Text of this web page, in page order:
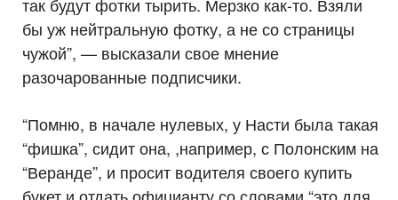
так будут фотки тырить. Мерзко как-то. Взяли
бы уж нейтральную фотку, а не со страницы
чужой”, — высказали свое мнение
разочарованные подписчики.
“Помню, в начале нулевых, у Насти была такая
“фишка”, сидит она, ,например, с Полонским на
“Веранде”, и просит водителя своего купить